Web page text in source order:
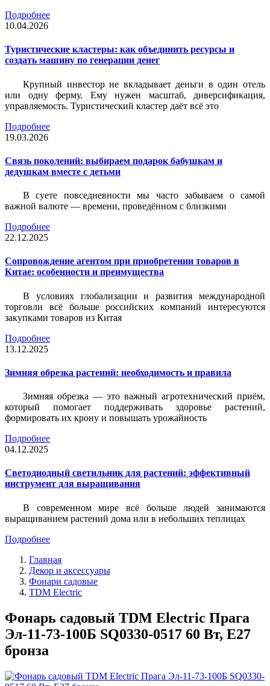
Подробнее
10.04.2026
Туристические кластеры: как объединить ресурсы и
создать машину по генерации денег
Крупный инвестор не вкладывает деньги в один отель
или одну ферму. Ему нужен масштаб, диверсификация,
управляемость. Туристический кластер даёт всё это
Подробнее
19.03.2026
Связь поколений: выбираем подарок бабушкам и
дедушкам вместе с детьми
В суете повседневности мы часто забываем о самой
важной валюте — времени, проведённом с близкими
Подробнее
22.12.2025
Сопровождение агентом при приобретении товаров в
Китае: особенности и преимущества
В условиях глобализации и развития международной
торговли всё больше российских компаний интересуются
закупками товаров из Китая
Подробнее
13.12.2025
Зимняя обрезка растений: необходимость и правила
Зимняя обрезка — это важный агротехнический приём,
который помогает поддерживать здоровье растений,
формировать их крону и повышать урожайность
Подробнее
04.12.2025
Светодиодный светильник для растений: эффективный
инструмент для выращивания
В современном мире всё больше людей занимаются
выращиванием растений дома или в небольших теплицах
Подробнее
Главная
Декор и аксессуары
Фонари садовые
TDM Electric
Фонарь садовый TDM Electric Прага
Эл-11-73-100Б SQ0330-0517 60 Вт, Е27
бронза